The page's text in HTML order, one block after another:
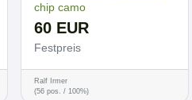
chip camo
60 EUR
Festpreis
Ralf Irmer
(56 pos. / 100%)